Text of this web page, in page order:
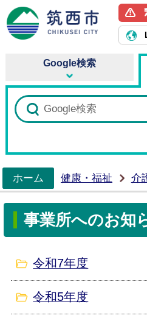
Google検索
ホーム
健康・福祉 介
事業所へのお知
令和7年度
令和5年度